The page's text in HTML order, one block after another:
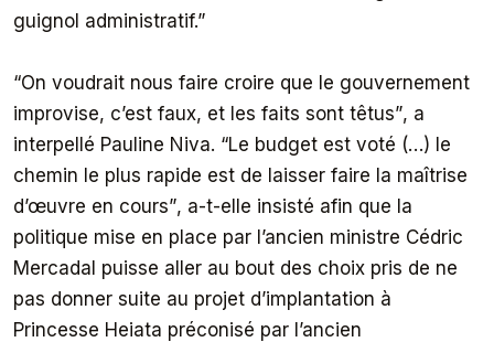
guignol administratif.”
“On voudrait nous faire croire que le gouvernement
improvise, c’est faux, et les faits sont têtus”, a
interpellé Pauline Niva. “Le budget est voté (…) le
chemin le plus rapide est de laisser faire la maîtrise
d’œuvre en cours”, a-t-elle insisté afin que la
politique mise en place par l’ancien ministre Cédric
Mercadal puisse aller au bout des choix pris de ne
pas donner suite au projet d’implantation à
Princesse Heiata préconisé par l’ancien